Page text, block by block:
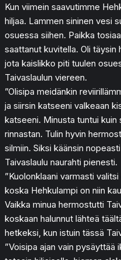
Kun viimein saavutimme
hiljaa. Lammen sininen vesi
osuessa siihen. Paikka
saattanut kuvitella. Oli täysin
jota kaislikko piti tuulen
Taivaslaulun viereen.
”Olisipa meidänkin
ja siirsin katseeni valkeaan
katseeni. Minusta tuntui
rinnastan. Tulin hyvin
silmiin. Siksi käänsin
Taivaslaulu naurahti pienesti.
”Kuolonklaani varmasti
koska Hehkulampi on niin
Vaikka minua hermostutti
koskaan halunnut lähteä
hetkeksi, kun istuin tässä
”Voisipa ajan vain pysäyttää